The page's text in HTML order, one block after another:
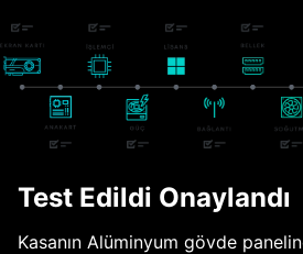
Test Edildi Onaylandı
Kasanın Alüminyum gövde